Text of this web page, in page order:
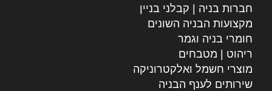
חברות בניה | קבלני בניין
מקצועות הבניה השונים
חומרי בניה וגמר
ריהוט | מטבחים
מוצרי חשמל ואלקטרוניקה
שירותים לענף הבניה